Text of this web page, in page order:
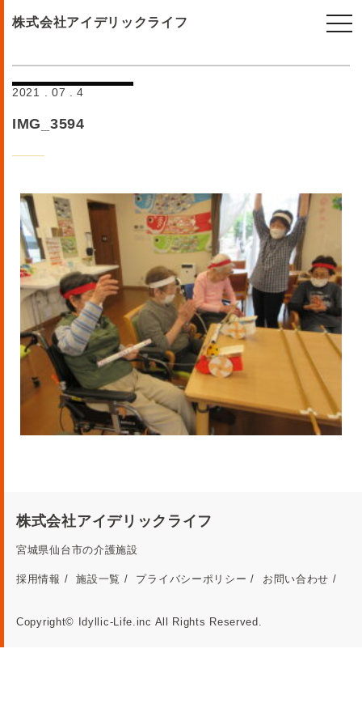
株式会社アイデリックライフ
2021 . 07 . 4
IMG_3594
株式会社アイデリックライフ
宮城県仙台市の介護施設
採用情報 施設一覧 プライバシーポリシー お問い合わせ
Copyright© Idyllic-Life.inc All Rights Reserved.